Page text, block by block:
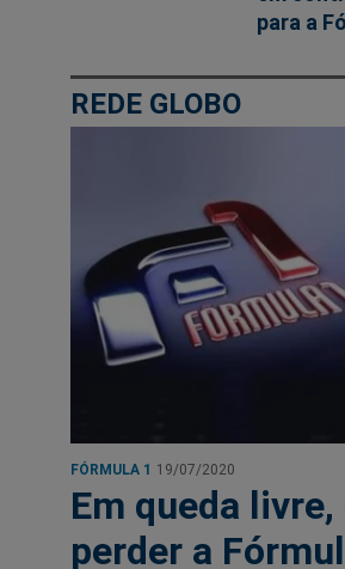
para a
REDE GLOBO
FÓRMULA 1 19/07/2020
Em queda
perder a